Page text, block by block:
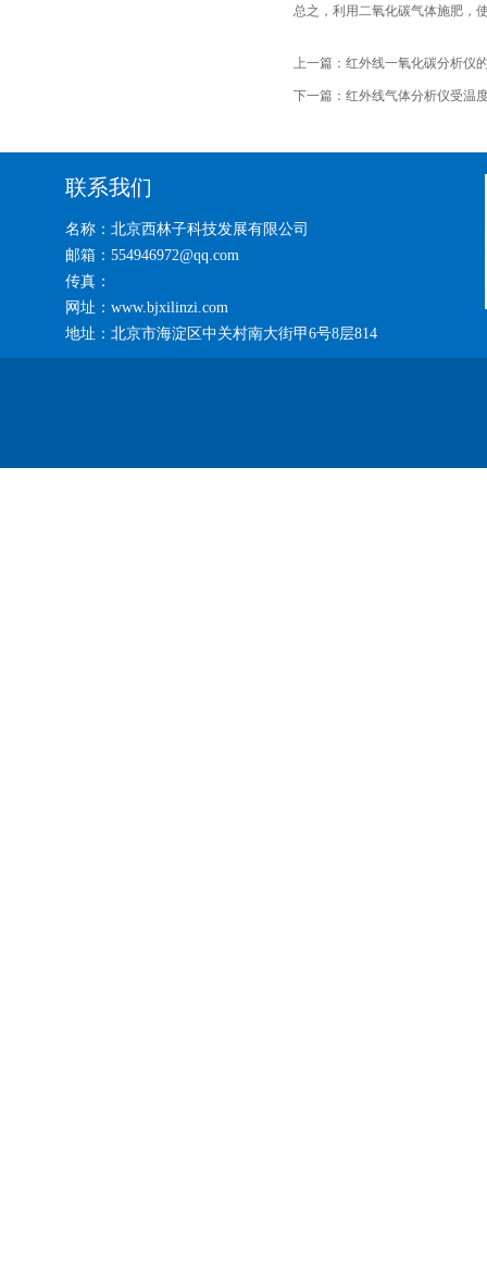
总之，利用二氧化碳气体施肥，
上一篇： 红外线一氧化碳分析仪
下一篇： 红外线气体分析仪受温
联系我们
名称：北京西林子科技发展有限公司
邮箱：554946972@qq.com
传真：
网址：www.bjxilinzi.com
地址：北京市海淀区中关村南大街甲6号8层814